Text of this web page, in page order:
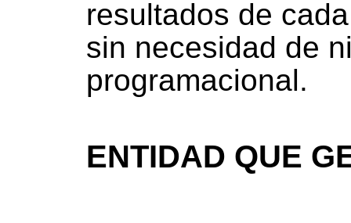
resultados de
sin necesidad de
programacional.
ENTIDAD QUE